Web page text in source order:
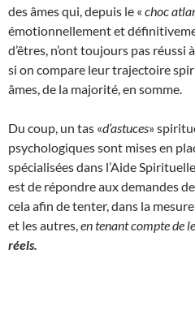
des âmes qui, depuis le « choc
émotionnellement et
d’êtres, n’ont toujours pas réussi
si on compare leur trajectoire
âmes, de la majorité, en somme.
Du coup, un tas «d’astuces»
psychologiques sont mises en
spécialisées dans l’Aide
est de répondre aux demandes
cela afin de tenter, dans la
et les autres, en tenant compte de
réels.